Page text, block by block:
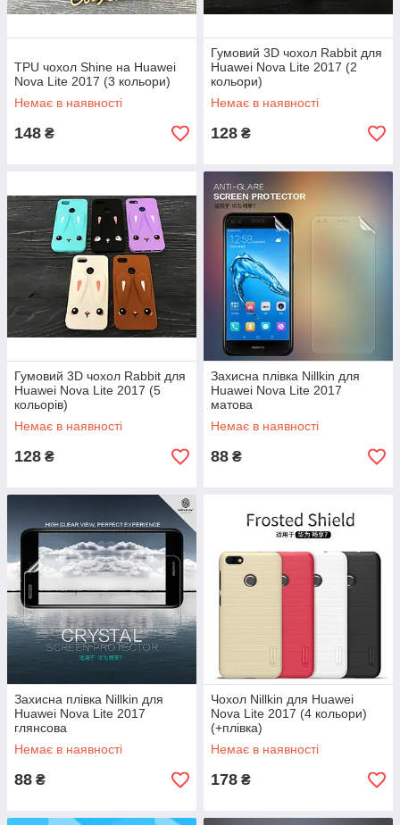
TPU чохол Shine на Huawei
Nova Lite 2017 (3 кольори)
Немає в наявності
148 ₴
Гумовий 3D чохол Rabbit для
Huawei Nova Lite 2017 (2
кольори)
Немає в наявності
128 ₴
Гумовий 3D чохол Rabbit для
Huawei Nova Lite 2017 (5
кольорів)
Немає в наявності
128 ₴
Захисна плівка Nillkin для
Huawei Nova Lite 2017
матова
Немає в наявності
88 ₴
Захисна плівка Nillkin для
Huawei Nova Lite 2017
глянсова
Немає в наявності
88 ₴
Чохол Nillkin для Huawei
Nova Lite 2017 (4 кольори)
(+плівка)
Немає в наявності
178 ₴